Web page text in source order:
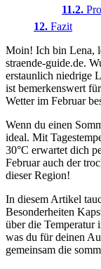
Fazit
Moin! Ich bin Lena,
straende-guide.de.
erstaunlich niedrige
ist bemerkenswert
Wetter im Februar
Wenn du einen
ideal. Mit
30°C erwartet dich
Februar auch der
dieser Region!
In diesem Artikel
Besonderheiten
über die Temperatur
was du für deinen
gemeinsam die